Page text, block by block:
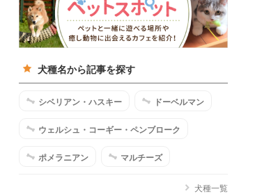
犬種名から記事を探す
シベリアン・ハスキー ドーベルマン
ウェルシュ・コーギー・ペンブローク
ポメラニアン マルチーズ
犬種一覧